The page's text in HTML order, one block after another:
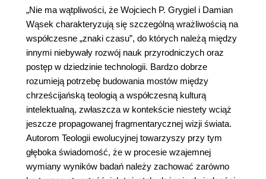
„Nie ma wątpliwości, że Wojciech P. Grygiel i Damian
Wąsek charakteryzują się szczególną wrażliwością na
współczesne „znaki czasu”, do których należą między
innymi niebywały rozwój nauk przyrodniczych oraz
postęp w dziedzinie technologii. Bardzo dobrze
rozumieją potrzebę budowania mostów między
chrześcijańską teologią a współczesną kulturą
intelektualną, zwłaszcza w kontekście niestety wciąż
jeszcze propagowanej fragmentarycznej wizji świata.
Autorom Teologii ewolucyjnej towarzyszy przy tym
głęboka świadomość, że w procesie wzajemnej
wymiany wyników badań należy zachować zarówno